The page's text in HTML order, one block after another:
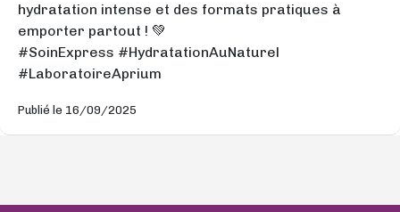
hydratation intense et des formats pratiques à
emporter partout ! 💚
#SoinExpress #HydratationAuNaturel
#LaboratoireAprium
Publié le 16/09/2025